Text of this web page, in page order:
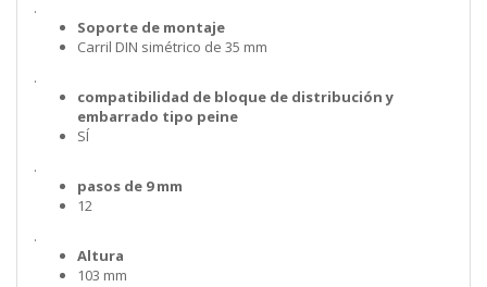
.
Soporte de montaje
Carril DIN simétrico de 35 mm
.
compatibilidad de bloque de distribución y
embarrado tipo peine
SÍ
.
pasos de 9 mm
12
.
Altura
103 mm